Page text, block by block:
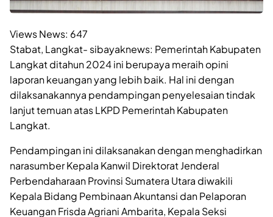
Views News: 647
Stabat, Langkat- sibayaknews: Pemerintah Kabupaten
Langkat ditahun 2024 ini berupaya meraih opini
laporan keuangan yang lebih baik. Hal ini dengan
dilaksanakannya pendampingan penyelesaian tindak
lanjut temuan atas LKPD Pemerintah Kabupaten
Langkat.
Pendampingan ini dilaksanakan dengan menghadirkan
narasumber Kepala Kanwil Direktorat Jenderal
Perbendaharaan Provinsi Sumatera Utara diwakili
Kepala Bidang Pembinaan Akuntansi dan Pelaporan
Keuangan Frisda Agriani Ambarita, Kepala Seksi